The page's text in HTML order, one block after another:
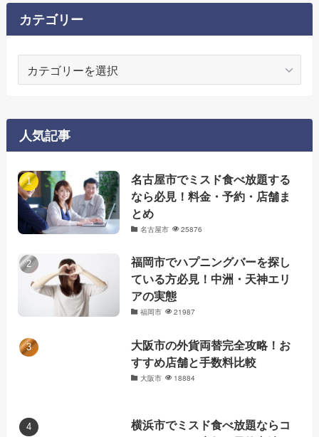
カテゴリー
テ
リ
ー
人気記事
名古屋市でミスド食べ放題する
なら必見！料金・予約・店舗ま
とめ
名古屋市 25876
福岡市でハプニングバーを探し
ている方必見！中洲・天神エリ
アの実態
福岡市 21987
大阪市の外貨両替完全攻略！お
すすめ店舗と手数料比較
大阪市 18884
横浜市でミスド食べ放題ならコ